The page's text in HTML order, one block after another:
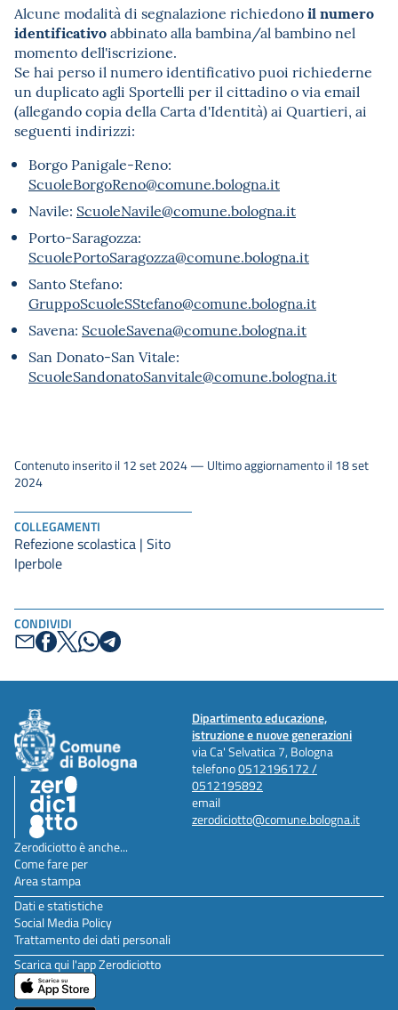
CONDIVIDI
Alcune modalità di segnalazione richiedonoil numero
identificativoabbinato alla bambina/al bambino nel
momento dell'iscrizione.
Se hai perso il numero identificativo puoi richiederne
un duplicato agli Sportelli per il cittadino o via email
(allegando copia della Carta d'Identità) ai Quartieri, ai
seguenti indirizzi:
Borgo Panigale-Reno:
ScuoleBorgoReno@comune.bologna.it
Navile: ScuoleNavile@comune.bologna.it
Porto-Saragozza:
ScuolePortoSaragozza@comune.bologna.it
Santo Stefano:
GruppoScuoleSStefano@comune.bologna.it
Savena: ScuoleSavena@comune.bologna.it
San Donato-San Vitale:
ScuoleSandonatoSanvitale@comune.bologna.it
COLLEGAMENTI
Refezione scolastica | Sito
Iperbole
Contenuto inserito il 12 set 2024 — Ultimo aggiornamento il 18 set
2024
Dipartimento educazione,
istruzione e nuove generazioni
via Ca' Selvatica 7, Bologna
telefono0512196172 /
0512195892
email
zerodiciotto@comune.bologna.it
Zerodiciotto è anche...
Come fare per
Area stampa
Dati e statistiche
Social Media Policy
Trattamento dei dati personali
Scarica qui l'app Zerodiciotto